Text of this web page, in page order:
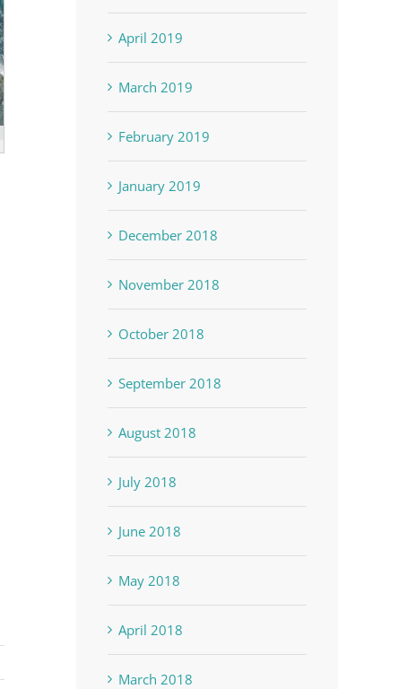
April 2019
March 2019
February 2019
January 2019
December 2018
November 2018
October 2018
September 2018
August 2018
July 2018
June 2018
May 2018
April 2018
March 2018